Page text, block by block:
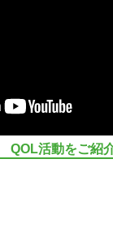
QOL活動をご紹